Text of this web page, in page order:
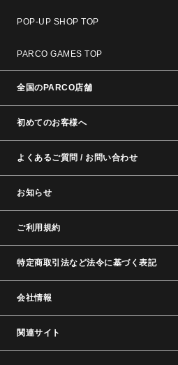
POP-UP SHOP TOP
PARCO GAMES TOP
全国のPARCO店舗
初めてのお客様へ
よくあるご質問 / お問い合わせ
お知らせ
ご利用規約
特定商取引法など法令に基づく表記
会社情報
関連サイト